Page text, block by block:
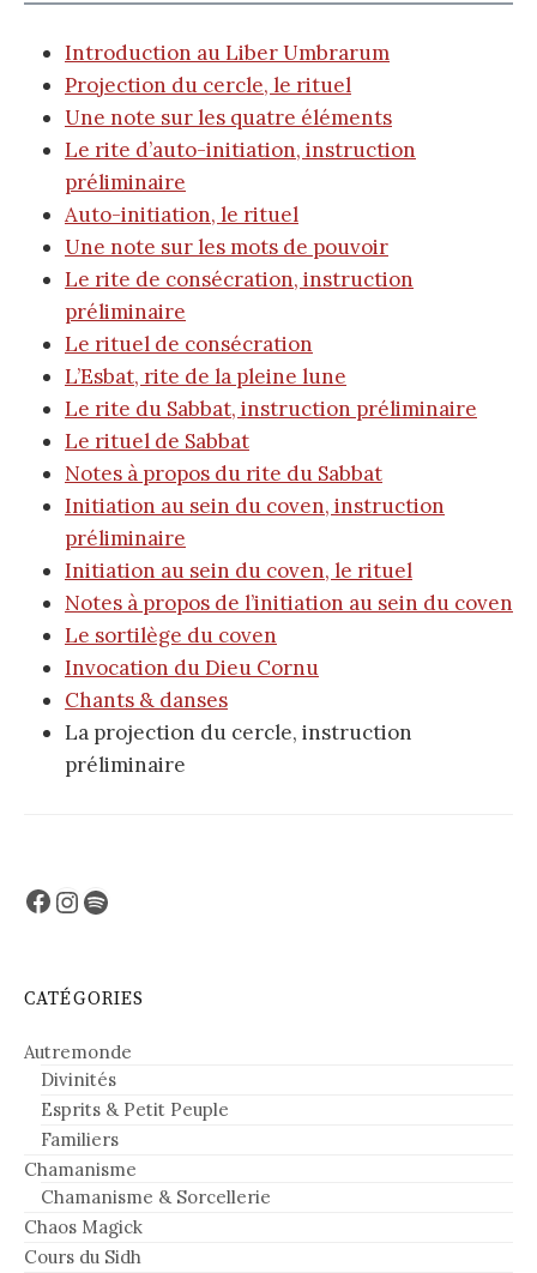
Introduction au Liber Umbrarum
Projection du cercle, le rituel
Une note sur les quatre éléments
Le rite d’auto-initiation, instruction
préliminaire
Auto-initiation, le rituel
Une note sur les mots de pouvoir
Le rite de consécration, instruction
préliminaire
Le rituel de consécration
L’Esbat, rite de la pleine lune
Le rite du Sabbat, instruction préliminaire
Le rituel de Sabbat
Notes à propos du rite du Sabbat
Initiation au sein du coven, instruction
préliminaire
Initiation au sein du coven, le rituel
Notes à propos de l’initiation au sein du coven
Le sortilège du coven
Invocation du Dieu Cornu
Chants & danses
La projection du cercle, instruction
préliminaire
Facebook
Instagram
Spotify
CATÉGORIES
Autremonde
Divinités
Esprits & Petit Peuple
Familiers
Chamanisme
Chamanisme & Sorcellerie
Chaos Magick
Cours du Sidh